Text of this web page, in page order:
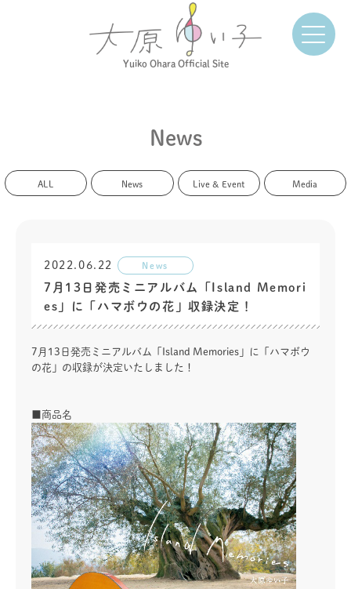
Yuiko Ohara Official Site
News
ALL News Live & Event Media
2022.06.22 News
7月13日発売ミニアルバム「Island Memori
es」に「ハマボウの花」収録決定！
7月13日発売ミニアルバム「Island Memories」に「ハマボウ
の花」の収録が決定いたしました！
■商品名